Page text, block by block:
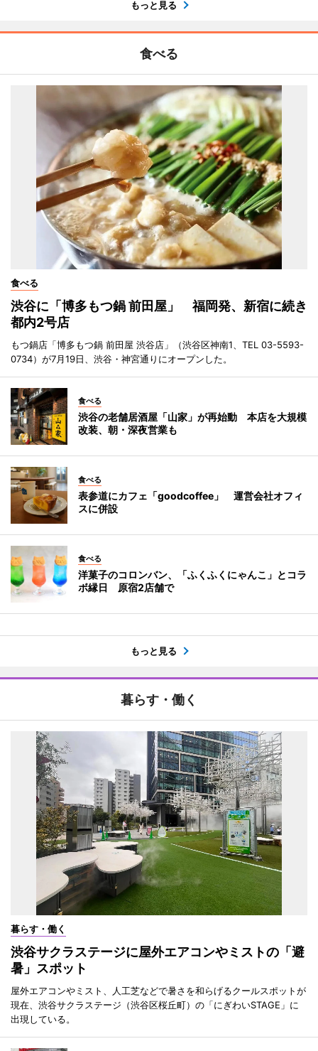
もっと見る
食べる
食べる
渋谷に「博多もつ鍋 前田屋」 福岡発、新宿に続き
都内2号店
もつ鍋店「博多もつ鍋 前田屋 渋谷店」（渋谷区神南1、TEL 03-5593-
0734）が7月19日、渋谷・神宮通りにオープンした。
食べる
渋谷の老舗居酒屋「山家」が再始動 本店を大規模
改装、朝・深夜営業も
食べる
表参道にカフェ「goodcoffee」 運営会社オフィ
スに併設
食べる
洋菓子のコロンバン、「ふくふくにゃんこ」とコラ
ボ縁日 原宿2店舗で
もっと見る
暮らす・働く
暮らす・働く
渋谷サクラステージに屋外エアコンやミストの「避
暑」スポット
屋外エアコンやミスト、人工芝などで暑さを和らげるクールスポットが
現在、渋谷サクラステージ（渋谷区桜丘町）の「にぎわいSTAGE」に
出現している。